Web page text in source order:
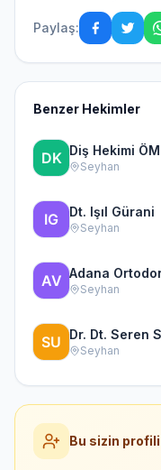
Paylaş:
Benzer Hekimler
Diş Hekimi
Seyhan
Dt. Işıl Gürani
Seyhan
Seyhan
Seyhan
Bu sizin